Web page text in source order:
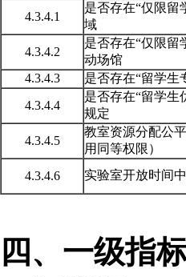
4.3.4.1
是否存在“仅限留
域
4.3.4.2
是否存在“仅限留
动场馆
4.3.4.3
是否存在“留学生
4.3.4.4
是否存在“留学生
规定
4.3.4.5
教室资源分配公
用同等权限）
4.3.4.6 实验室开放时间
四、一级指